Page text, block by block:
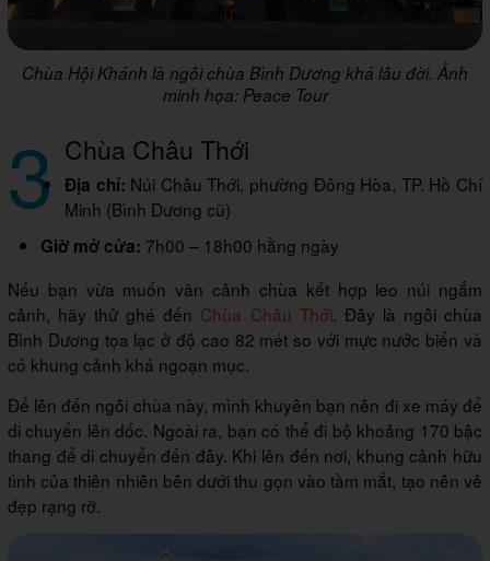
Chùa Hội Khánh là ngôi chùa Bình Dương khá lâu đời. Ảnh
minh họa: Peace Tour
3 Chùa Châu Thới
Địa chỉ: Núi Châu Thới, phường Đông Hòa, TP. Hồ Chí
Minh (Bình Dương cũ)
Giờ mở cửa: 7h00 – 18h00 hằng ngày
Nếu bạn vừa muốn vãn cảnh chùa kết hợp leo núi ngắm
cảnh, hãy thử ghé đến Chùa Châu Thới. Đây là ngôi chùa
Bình Dương tọa lạc ở độ cao 82 mét so với mực nước biển và
có khung cảnh khá ngoạn mục.
Để lên đến ngôi chùa này, mình khuyên bạn nên đi xe máy để
di chuyển lên dốc. Ngoài ra, bạn có thể đi bộ khoảng 170 bậc
thang để di chuyển đến đây. Khi lên đến nơi, khung cảnh hữu
tình của thiên nhiên bên dưới thu gọn vào tầm mắt, tạo nên vẻ
đẹp rạng rỡ.